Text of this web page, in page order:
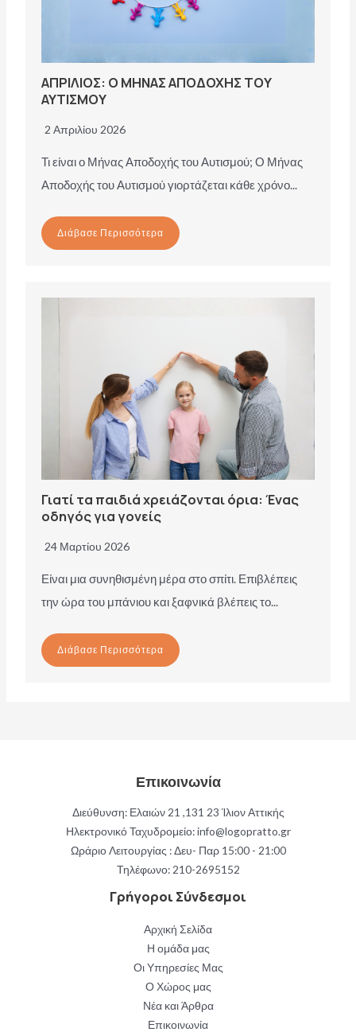
ΑΠΡΙΛΙΟΣ: Ο ΜΗΝΑΣ ΑΠΟΔΟΧΗΣ ΤΟΥ
ΑΥΤΙΣΜΟΥ
2 Απριλίου 2026
Τι είναι ο Μήνας Αποδοχής του Αυτισμού; Ο Μήνας
Αποδοχής του Αυτισμού γιορτάζεται κάθε χρόνο...
Διάβασε Περισσότερα
Γιατί τα παιδιά χρειάζονται όρια: Ένας
οδηγός για γονείς
24 Μαρτίου 2026
Είναι μια συνηθισμένη μέρα στο σπίτι. Επιβλέπεις
την ώρα του μπάνιου και ξαφνικά βλέπεις το...
Διάβασε Περισσότερα
Επικοινωνία
Διεύθυνση: Ελαιών 21 ,131 23 Ίλιον Αττικής
Ηλεκτρονικό Ταχυδρομείο: info@logopratto.gr
Ωράριο Λειτουργίας : Δευ- Παρ 15:00 - 21:00
Τηλέφωνο:210-2695152
Γρήγοροι Σύνδεσμοι
Αρχική Σελίδα
Η ομάδα μας
Οι Υπηρεσίες Μας
Ο Χώρος μας
Νέα και Άρθρα
Επικοινωνία